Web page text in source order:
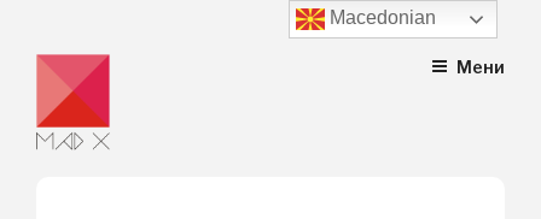
content
Мени
Macedonian